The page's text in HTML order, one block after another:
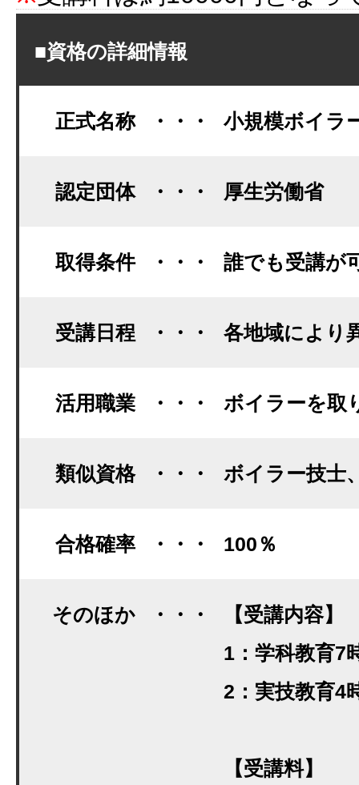
■資格の詳細情報
正式名称 ・・・ 小規模ボイラ
認定団体 ・・・ 厚生労働省
取得条件 ・・・ 誰でも受講が
受講日程 ・・・ 各地域により
活用職業 ・・・ ボイラーを取
類似資格 ・・・ ボイラー技士
合格確率 ・・・ 100％
そのほか ・・・
【受講内容】
1：学科教育7
2：実技教育4
【受講料】